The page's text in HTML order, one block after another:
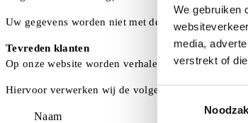
We gebruiken
media,
verstrekt of
Uw gegevens worden niet met derden gedeeld,
Tevreden klanten
Op onze website worden verhalen van tevreden
Hiervoor verwerken wij de volgende
Naam